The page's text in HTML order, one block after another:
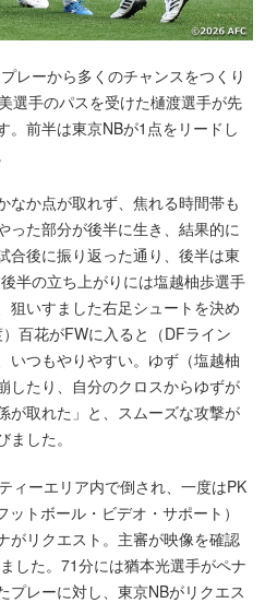
レーから多くのチャンスをつくり
選手のパスを受けた樋渡選手が先
。前半は東京NBが1点をリードし
なか点が取れず、焦れる時間帯も
った部分が後半に生き、結果的に
合後に振り返った通り、後半は東
半の立ち上がりには塩越柚歩選手
狙いすました右足シュートを決め
百花がFWに入ると（DFライン
いつもやりやすい。ゆず（塩越柚
したり、自分のクロスからゆずが
が取れた」と、スムーズな攻撃が
した。
ィーエリア内で倒され、一度はPK
トボール・ビデオ・サポート）
がリクエスト。主審が映像を確認
した。71分には猶本光選手がペナ
プレーに対し、東京NBがリクエス